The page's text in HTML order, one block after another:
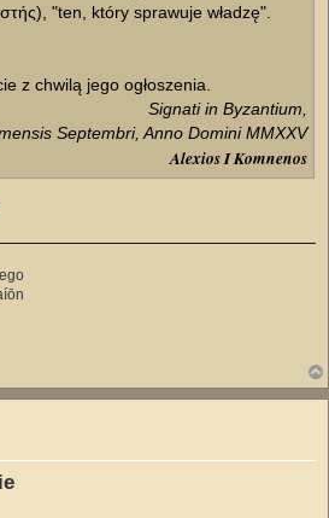
"ten, który sprawuje władzę".
z chwilą jego ogłoszenia.
Signati in Byzantium,
Septembri, Anno Domini MMXXV
Alexios I Komnenos